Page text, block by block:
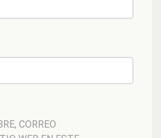
CORREO